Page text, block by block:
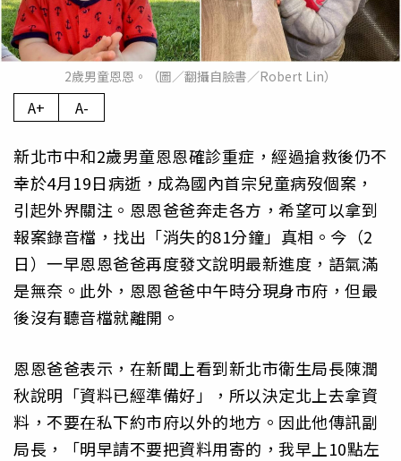
2歲男童恩恩。（圖／翻攝自臉書／Robert Lin）
A+ A-
新北市中和2歲男童恩恩確診重症，經過搶救後仍不
幸於4月19日病逝，成為國內首宗兒童病歿個案，
引起外界關注。恩恩爸爸奔走各方，希望可以拿到
報案錄音檔，找出「消失的81分鐘」真相。今（2
日）一早恩恩爸爸再度發文說明最新進度，語氣滿
是無奈。此外，恩恩爸爸中午時分現身市府，但最
後沒有聽音檔就離開。
恩恩爸爸表示，在新聞上看到新北市衛生局長陳潤
秋說明「資料已經準備好」，所以決定北上去拿資
料，不要在私下約市府以外的地方。因此他傳訊副
局長，「明早請不要把資料用寄的，我早上10點左